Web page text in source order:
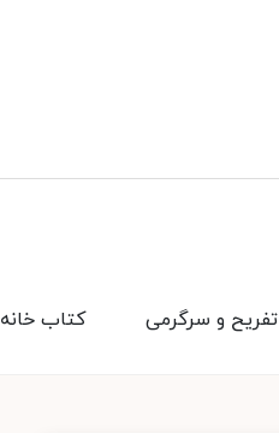
کتاب خانه تفریح و سرگرمی